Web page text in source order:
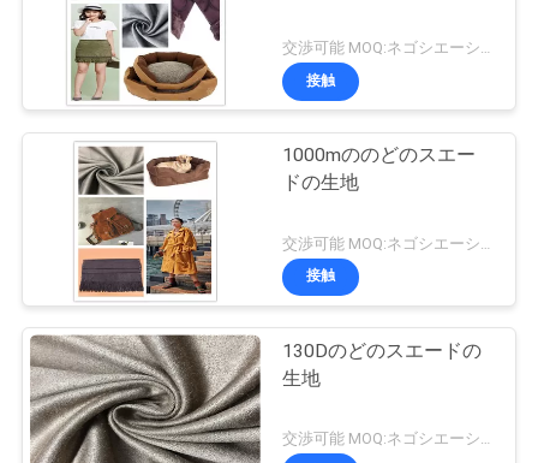
接触
1000mののどのスエー
ドの生地
接触
130Dのどのスエードの
生地
交渉可能 MOQ:ネゴシエーション